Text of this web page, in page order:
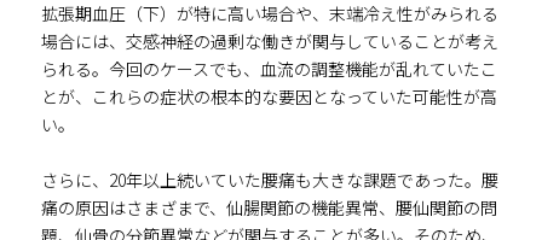
拡張期血圧（下）が特に高い場合や、末端冷え性がみられる
場合には、交感神経の過剰な働きが関与していることが考え
られる。今回のケースでも、血流の調整機能が乱れていたこ
とが、これらの症状の根本的な要因となっていた可能性が高
い。
さらに、20年以上続いていた腰痛も大きな課題であった。腰
痛の原因はさまざまで、仙腸関節の機能異常、腰仙関節の問